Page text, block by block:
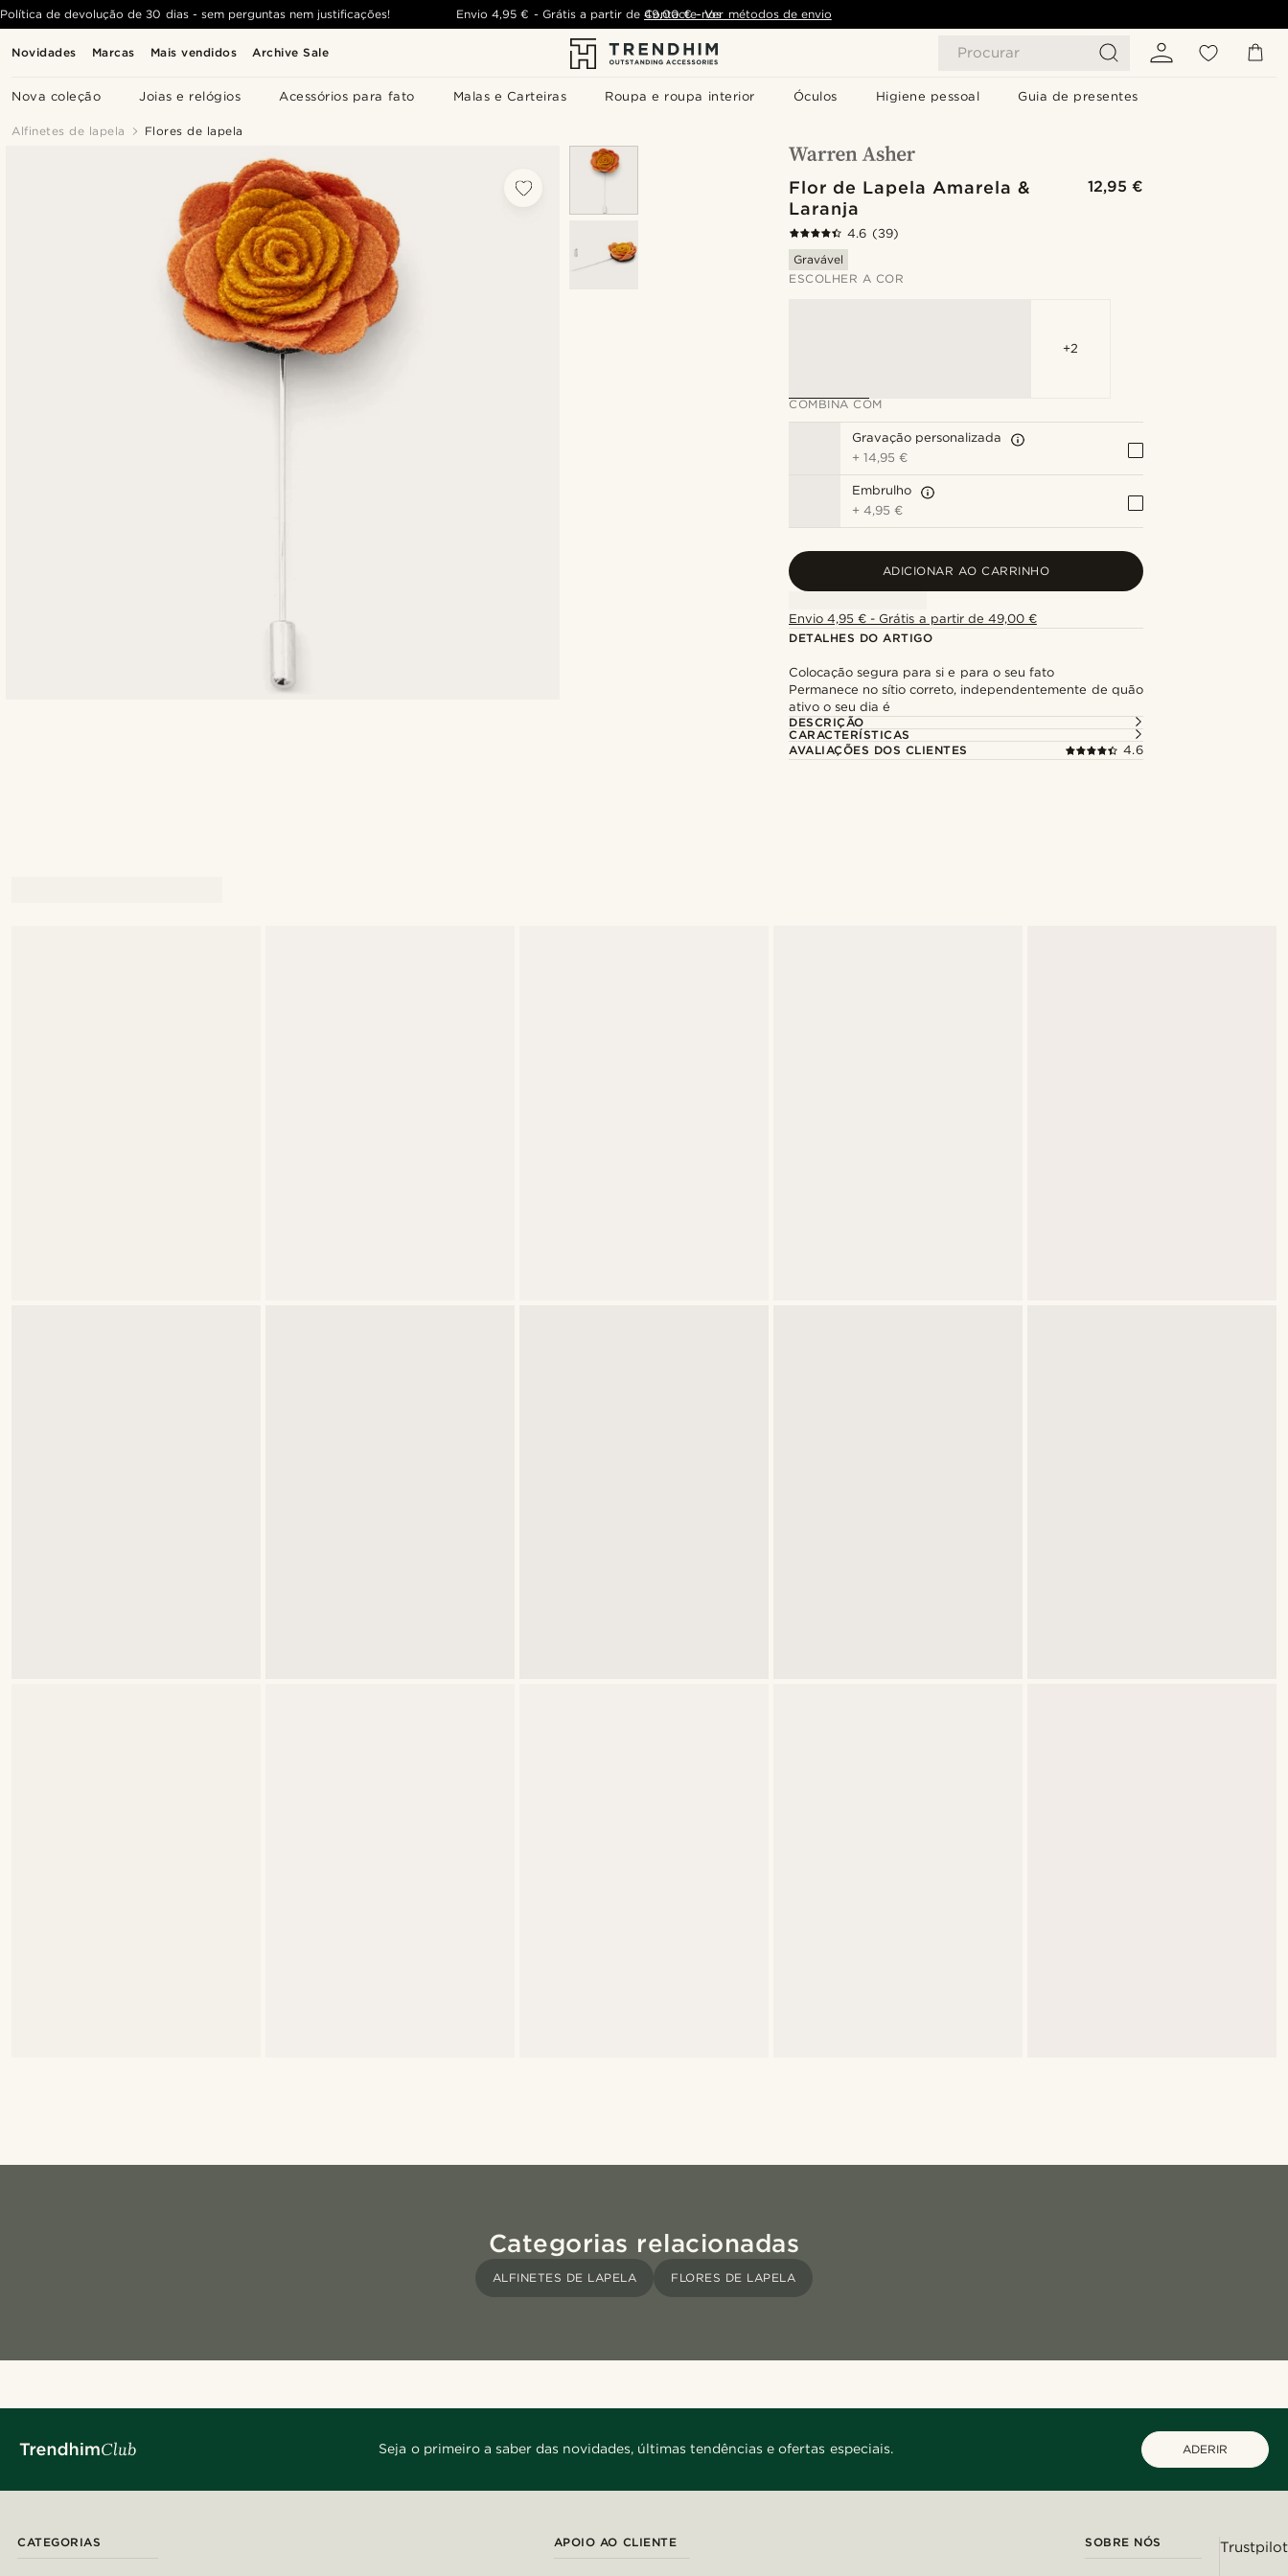
Novidades Marcas Mais vendidos Archive Sale Procurar
Nova coleção Joias e relógios Acessórios para fato Malas e Carteiras Roupa e roupa interior Óculos Higiene pessoal Guia de presentes
Política de devolução de 30 dias - sem perguntas nem justificações! Envio 4,95 € - Grátis a partir de 49,00 € - Ver métodos de envio
Contacte-nos
Alfinetes de lapela Flores de lapela
Flor de Lapela Amarela &
Laranja
12,95 €
4.6 (39)
Gravável
ESCOLHER A COR
+2
COMBINA COM
Gravação personalizada
+14,95 €
Embrulho
+4,95 €
ADICIONAR AO CARRINHO
Envio 4,95 € - Grátis a partir de 49,00 €
DETALHES DO ARTIGO
Colocação segura para si e para o seu fato
Permanece no sítio correto, independentemente de quão
ativo o seu dia é
DESCRIÇÃO
CARACTERÍSTICAS
AVALIAÇÕES DOS CLIENTES
4.6
Categorias relacionadas
ALFINETES DE LAPELA FLORES DE LAPELA
Seja o primeiro a saber das novidades, últimas tendências e ofertas especiais. ADERIR
CATEGORIAS APOIO AO CLIENTE SOBRE NÓS Trustpilot